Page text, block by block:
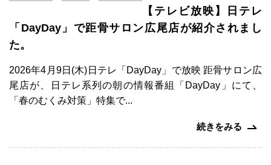
【テレビ放映】日テレ
「DayDay」で距骨サロン広尾店が紹介されまし
た。
2026年4月9日(木)日テレ「DayDay」で放映 距骨サロン広
尾店が、日テレ系列の朝の情報番組「DayDay」にて、
「春のむくみ対策」特集で...
続きをみる